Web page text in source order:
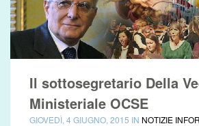
Il sottosegretario Della
Ministeriale OCSE
GIOVEDÌ, 4 GIUGNO, 2015 IN NOTIZIE